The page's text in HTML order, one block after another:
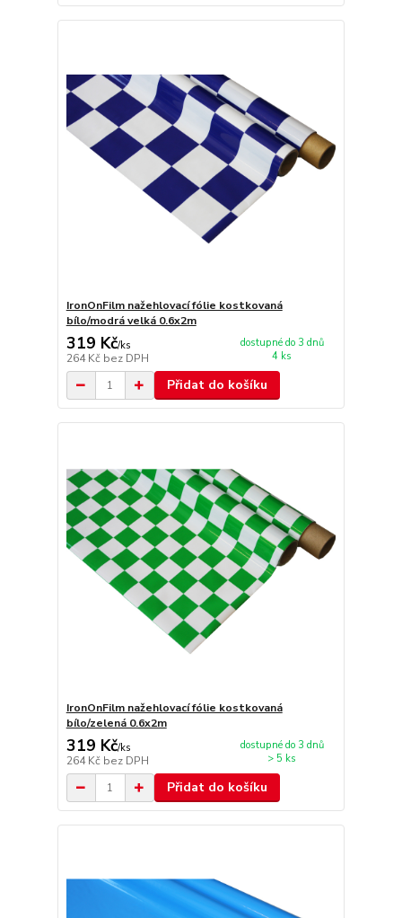
IronOnFilm nažehlovací fólie kostkovaná
bílo/modrá velká 0.6x2m
319 Kč/ks
264 Kč bez DPH
dostupné do 3 dnů
4 ks
Přidat do košíku
IronOnFilm nažehlovací fólie kostkovaná
bílo/zelená 0.6x2m
319 Kč/ks
264 Kč bez DPH
dostupné do 3 dnů
> 5 ks
Přidat do košíku